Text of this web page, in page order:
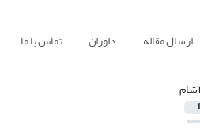
ارسال مقاله داوران تماس با ما
1